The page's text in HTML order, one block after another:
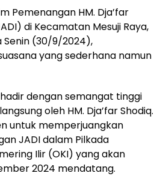
Pemenangan HM. Dja’far
di Kecamatan Mesuji Raya,
Senin (30/9/2024),
yang sederhana namun
dengan semangat tinggi
oleh HM. Dja’far Shodiq.
untuk memperjuangkan
JADI dalam Pilkada
Ilir (OKI) yang akan
2024 mendatang.